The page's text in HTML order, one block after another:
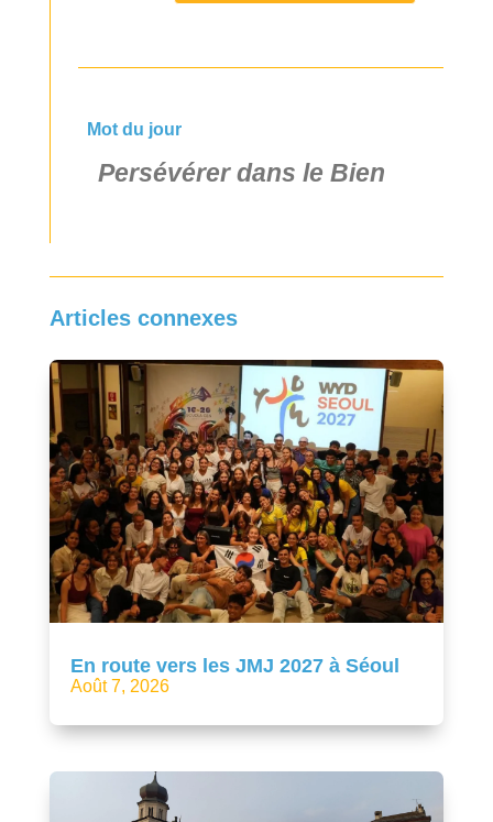
Mot du jour
Persévérer dans le Bien
Articles connexes
En route vers les JMJ 2027 à Séoul
Août 7, 2026